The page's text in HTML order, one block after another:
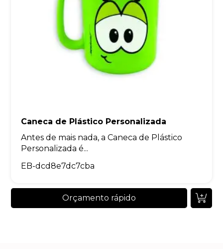
Caneca de Plástico Personalizada
Antes de mais nada, a Caneca de Plástico
Personalizada é...
EB-dcd8e7dc7cba
Orçamento rápido